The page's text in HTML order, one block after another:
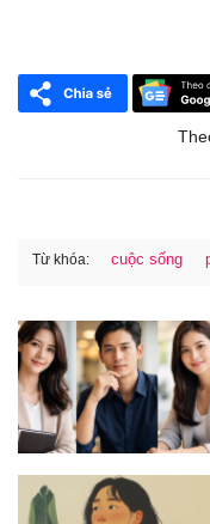
Từ khóa: cuộc sống